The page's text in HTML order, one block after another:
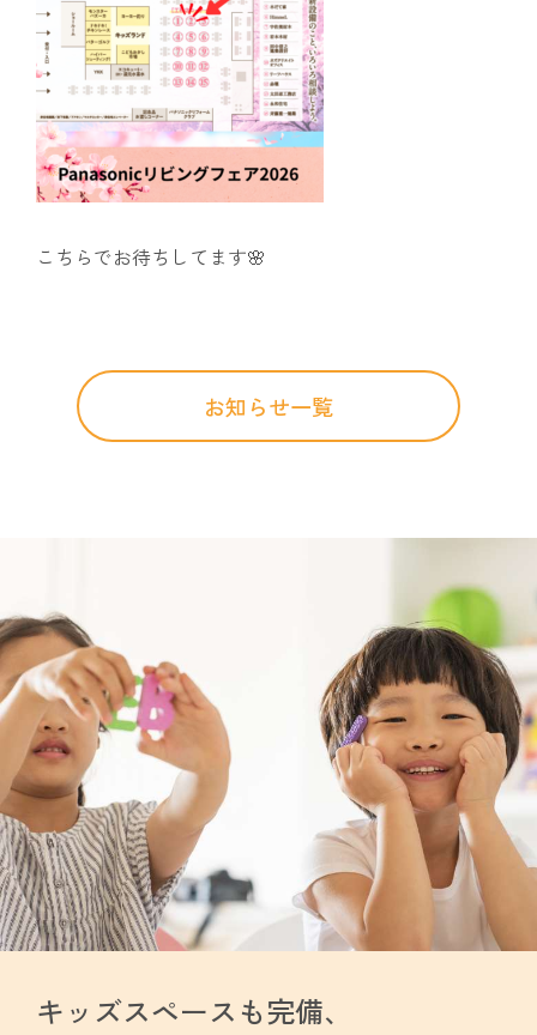
こちらでお待ちしてます🌸
お知らせ一覧
キッズスペースも完備、